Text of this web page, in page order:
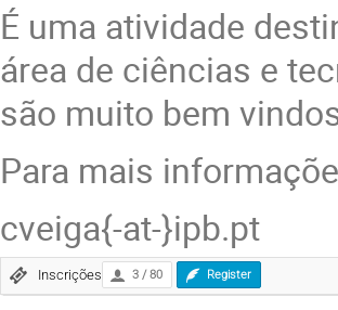
É uma atividade
área de ciências e
são muito bem
Para mais
cveiga{-at-}ipb.pt
Inscrições 3 / 80 Register